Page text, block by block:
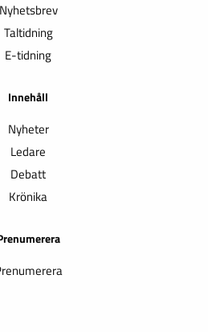
Nyhetsbrev
Taltidning
E-tidning
Innehåll
Nyheter
Ledare
Debatt
Krönika